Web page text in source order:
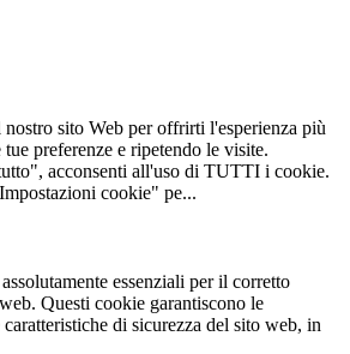
sito Web per offrirti l'esperienza più
preferenze e ripetendo le visite.
acconsenti all'uso di TUTTI i cookie.
cookie" pe...
essenziali per il corretto
Questi cookie garantiscono le
di sicurezza del sito web, in